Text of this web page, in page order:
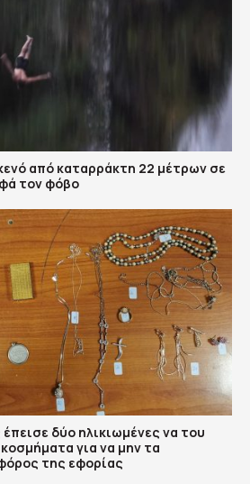
από καταρράκτη 22 μέτρων σε
τον φόβο
δύο ηλικιωμένες να του
για να μην τα
της εφορίας